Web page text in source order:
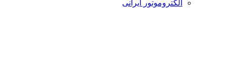
الکتروموتور ایرانی